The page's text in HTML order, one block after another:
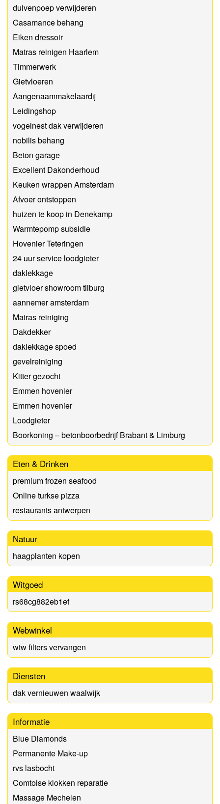
duivenpoep verwijderen
Casamance behang
Eiken dressoir
Matras reinigen Haarlem
Timmerwerk
Gietvloeren
Aangenaammakelaardij
Leidingshop
vogelnest dak verwijderen
nobilis behang
Beton garage
Excellent Dakonderhoud
Keuken wrappen Amsterdam
Afvoer ontstoppen
huizen te koop in Denekamp
Warmtepomp subsidie
Hovenier Teteringen
24 uur service loodgieter
daklekkage
gietvloer showroom tilburg
aannemer amsterdam
Matras reiniging
Dakdekker
daklekkage spoed
gevelreiniging
Kitter gezocht
Emmen hovenier
Emmen hovenier
Loodgieter
Boorkoning – betonboorbedrijf Brabant & Limburg
Eten & Drinken
premium frozen seafood
Online turkse pizza
restaurants antwerpen
Natuur
haagplanten kopen
Witgoed
rs68cg882eb1ef
Webwinkel
wtw filters vervangen
Diensten
dak vernieuwen waalwijk
Informatie
Blue Diamonds
Permanente Make-up
rvs lasbocht
Comtoise klokken reparatie
Massage Mechelen